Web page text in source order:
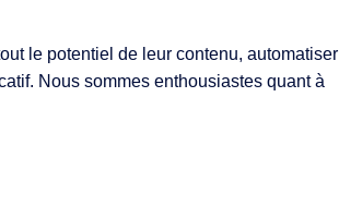
le potentiel de leur contenu, automatiser
Nous sommes enthousiastes quant à